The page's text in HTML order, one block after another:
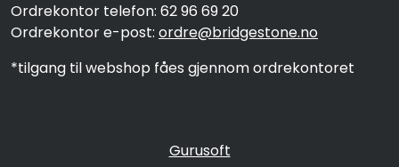
Ordrekontor telefon: 62 96 69 20
Ordrekontor e-post: ordre@bridgestone.no
*tilgang til webshop fåes gjennom ordrekontoret
Gurusoft